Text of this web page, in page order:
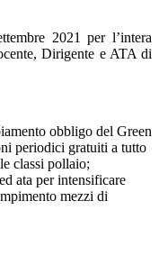
2021 per l’intera
Dirigente e ATA di
obbligo del Green
periodici gratuiti a tutto
classi pollaio;
ata per intensificare
mezzi di